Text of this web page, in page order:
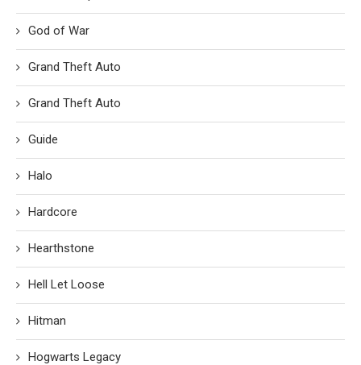
God of War
Grand Theft Auto
Grand Theft Auto
Guide
Halo
Hardcore
Hearthstone
Hell Let Loose
Hitman
Hogwarts Legacy